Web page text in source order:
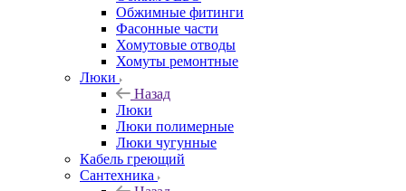
Обжимные фитинги
Фасонные части
Хомутовые отводы
Хомуты ремонтные
Люки
Назад
Люки
Люки полимерные
Люки чугунные
Кабель греющий
Сантехника